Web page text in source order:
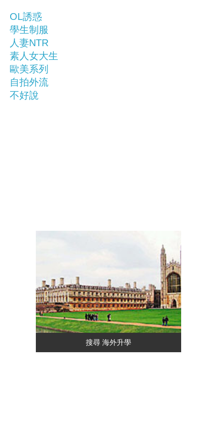
OL誘惑
學生制服
人妻NTR
素人女大生
歐美系列
自拍外流
不好說